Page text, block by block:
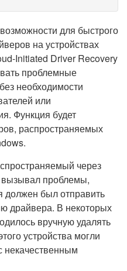
для быстрого
на устройствах
Initiated Driver Recovery
проблемные
необходимости
или
Функция будет
распространяемых
через
проблемы,
должен был отправить
драйвера. В некоторых
вручную удалять
устройства могли
некачественным